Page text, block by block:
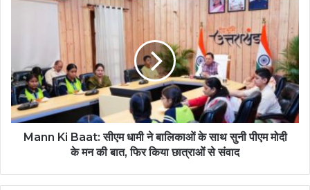
Mann Ki Baat: सीएम धामी ने बालिकाओं के साथ सुनी पीएम मोदी
के मन की बात, फिर किया छात्राओं से संवाद